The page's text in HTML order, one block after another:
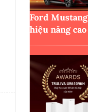
Ford
hiệu năng